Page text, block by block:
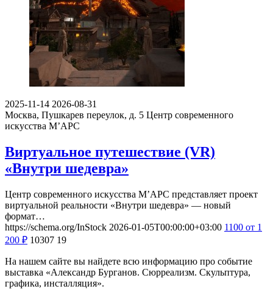
2025-11-14 2026-08-31
Москва, Пушкарев переулок, д. 5 Центр современного
искусства М’АРС
Виртуальное путешествие (VR)
«Внутри шедевра»
Центр современного искусства М’АРС представляет проект
виртуальной реальности «Внутри шедевра» — новый
формат…
https://schema.org/InStock 2026-01-05T00:00:00+03:00 1100 от 1
200 ₽ 10307 19
На нашем сайте вы найдете всю информацию про событие
выставка «Александр Бурганов. Сюрреализм. Скульптура,
графика, инсталляция».